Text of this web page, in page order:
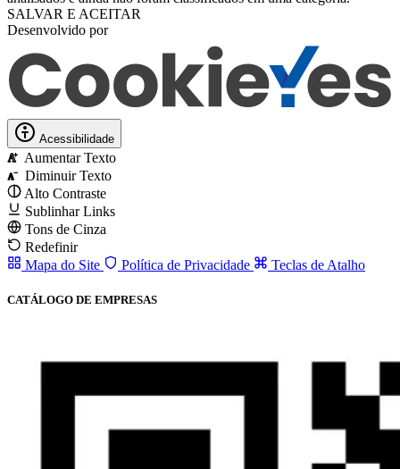
SALVAR E ACEITAR
Desenvolvido por
Acessibilidade
A Aumentar Texto
A
Diminuir Texto
Alto Contraste
Sublinhar Links
Tons de Cinza
Redefinir
Mapa do Site
Política de Privacidade Teclas de Atalho
CATÁLOGO DE EMPRESAS